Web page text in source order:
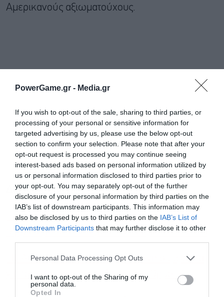
PowerGame.gr - Media.gr
If you wish to opt-out of the sale, sharing to third parties, or
processing of your personal or sensitive information for
targeted advertising by us, please use the below opt-out
section to confirm your selection. Please note that after your
opt-out request is processed you may continue seeing
interest-based ads based on personal information utilized by
us or personal information disclosed to third parties prior to
your opt-out. You may separately opt-out of the further
disclosure of your personal information by third parties on the
IAB’s list of downstream participants. This information may
also be disclosed by us to third parties on the IAB’s List of
Downstream Participants that may further disclose it to other
Personal Data Processing Opt Outs
I want to opt-out of the Sharing of my
personal data.
Opted In
Αμερικανούς αξιωματούχους.
Διαβάστε επίσης
Τι περιλαμβάνει η νέα πρόταση του Ιράν για
τερματισμό του πολέμου: Τα 3 σημεία – κλειδιά
ΗΠΑ και Ιράν κοντά σε προσωρινή συμφωνία
για το πετρέλαιο και τα Στενά του Ορμούζ
Εγγραφή στο